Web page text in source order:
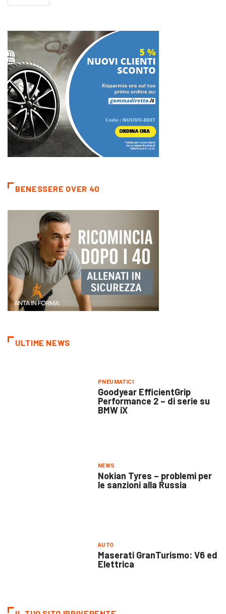
BENESSERE OVER 40
ULTIME NEWS
PNEUMATICI
Goodyear EfficientGrip
Performance 2 – di serie su
BMW iX
NEWS
Nokian Tyres – problemi per
le sanzioni alla Russia
AUTO
Maserati GranTurismo: V6 ed
Elettrica